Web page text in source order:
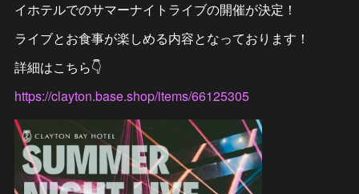
イホテルでのサマーナイトライブの開催が決定！
ライブとお食事が楽しめる内容となっております！
詳細はこちら👇
https://clayton.base.shop/items/66125305